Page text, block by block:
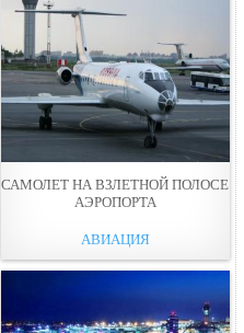
САМОЛЕТ НА ВЗЛЕТНОЙ ПОЛОСЕ
АЭРОПОРТА
АВИАЦИЯ